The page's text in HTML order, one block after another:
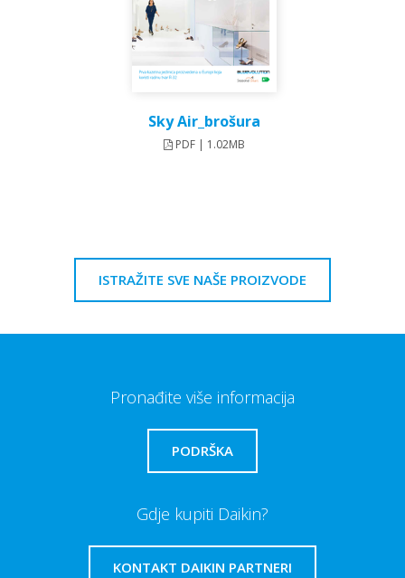
Sky Air_brošura
PDF | 1.02MB
ISTRAŽITE SVE NAŠE PROIZVODE
Pronađite više informacija
PODRŠKA
Gdje kupiti Daikin?
KONTAKT DAIKIN PARTNERI